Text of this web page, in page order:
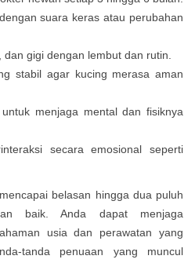
suara keras atau perubahan
gigi dengan lembut dan rutin.
stabil agar kucing merasa aman
menjaga mental dan fisiknya
secara emosional seperti
belasan hingga dua puluh
baik. Anda dapat menjaga
usia dan perawatan yang
tanda penuaan yang muncul